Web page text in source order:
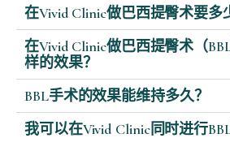
在Vivid Clinic做巴西提臀术要多
在Vivid Clinic做巴西提臀术（
样的效果？
BBL手术的效果能维持多久？
我可以在Vivid Clinic同时进行